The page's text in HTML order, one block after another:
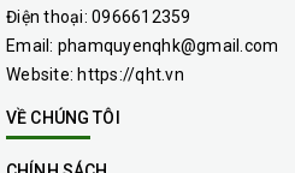
Điện thoại: 0966612359
Email: phamquyenqhk@gmail.com
Website: https://qht.vn
VỀ CHÚNG TÔI